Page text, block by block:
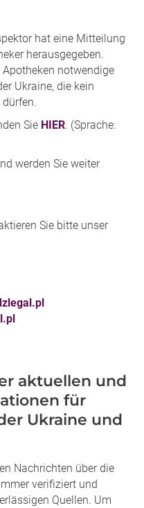
hat eine Mitteilung
herausgegeben.
notwendige
Ukraine, die kein
Sie HIER. (Sprache:
werden Sie weiter
Sie bitte unser
aktuellen und
für
Ukraine und
Nachrichten über die
verifiziert und
Quellen. Um